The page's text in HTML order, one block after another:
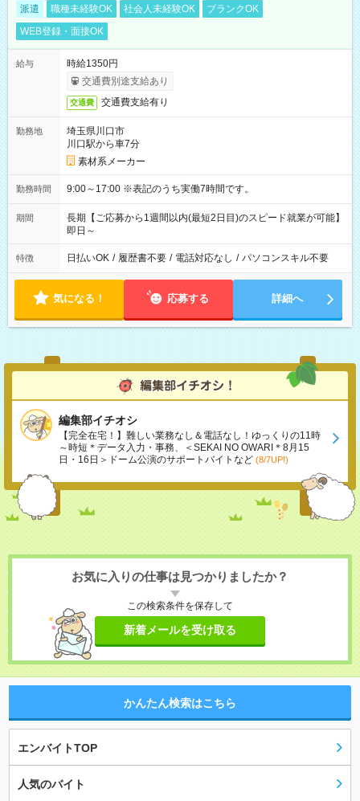
派遣 職種未経験OK 社会人未経験OK
ブランクOK
WEB登録・面接OK
給与
時給1350円
交通費別途支給あり
交通費 交通費支給有り
勤務地
埼玉県川口市
川口駅から車7分
素材系メーカー
勤務時間 9:00～17:00 ※表記のうち実働7時間です。
期間
長期【ご応募から1週間以内(最短2日目)のスピード就業が可能】
即日～
特徴 日払いOK / 履歴書不要 / 電話対応なし / パソコンスキル不要
気になる！ 応募する 詳細へ
編集部イチオシ
【完全在宅！】難しい業務なし＆電話なし！ゆっくりの11時
～時短＊データ入力・事務、＜SEKAI NO OWARI＊8月15
日・16日＞ドーム公演のサポートバイトなど (8/7UP!)
お気に入りの仕事は見つかりましたか？
この検索条件を保存して
新着メールを受け取る
かんたん検索はこちら
エンバイトTOP
人気のバイト